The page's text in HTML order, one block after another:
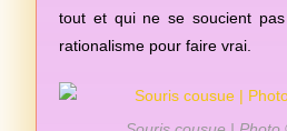
tout et qui ne se soucient pas
rationalisme pour faire vrai.